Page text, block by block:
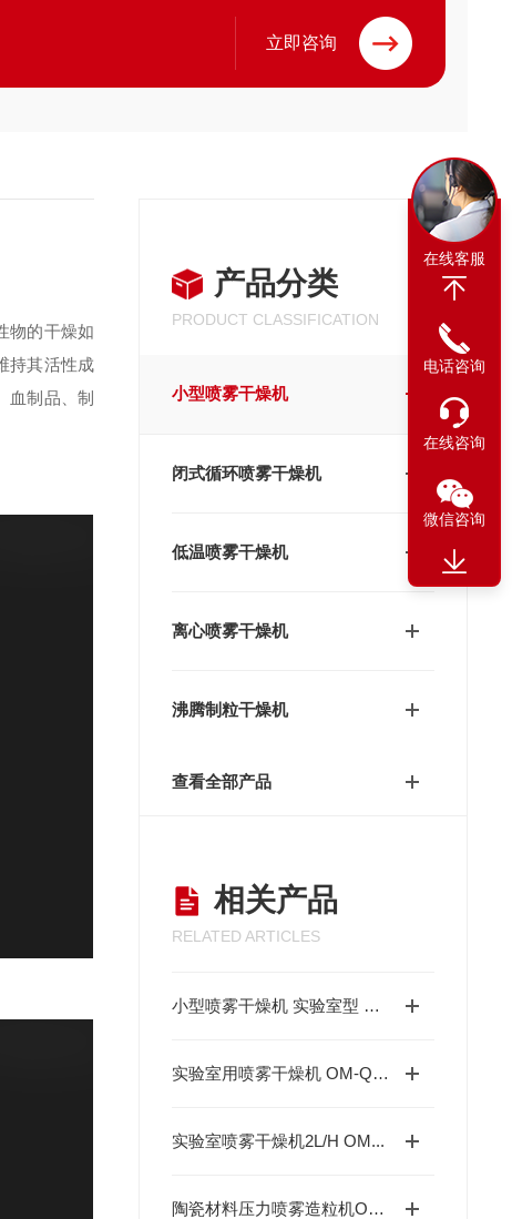
立即咨询
产品分类
PRODUCT CLASSIFICATION
小型喷雾干燥机
闭式循环喷雾干燥机
低温喷雾干燥机
离心喷雾干燥机
沸腾制粒干燥机
查看全部产品
相关产品
RELATED ARTICLES
小型喷雾干燥机 实验室型 OM...
实验室用喷雾干燥机 OM-QP...
实验室喷雾干燥机2L/H OM...
陶瓷材料压力喷雾造粒机OMZL...
物的干燥如
持其活性成
血制品、制
在线客服
电话咨询
在线咨询
微信咨询